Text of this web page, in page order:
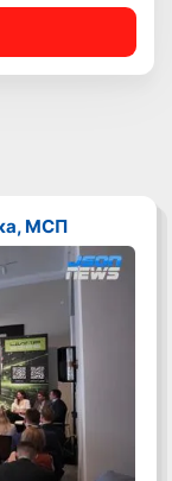
МСП